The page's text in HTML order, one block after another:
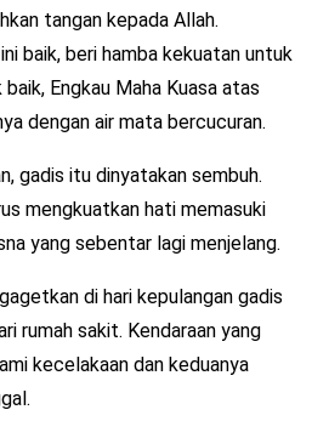
tangan kepada Allah.
baik, beri hamba kekuatan untuk
Engkau Maha Kuasa atas
dengan air mata bercucuran.
gadis itu dinyatakan sembuh.
mengkuatkan hati memasuki
yang sebentar lagi menjelang.
di hari kepulangan gadis
rumah sakit. Kendaraan yang
kecelakaan dan keduanya